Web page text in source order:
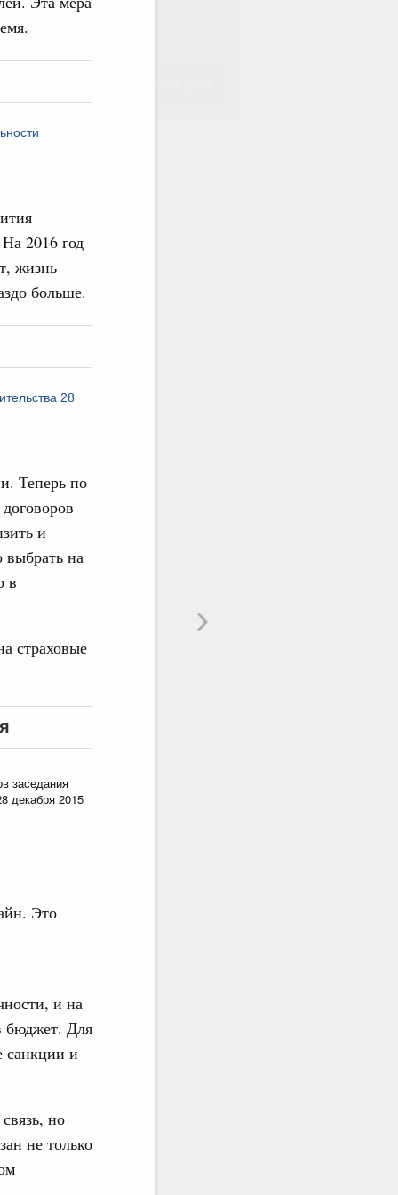
2016 год
жизнь
больше.
28
Теперь по
и
выбрать на
в
страховые
заседания
декабря 2015
Это
и на
бюджет. Для
санкции и
но
не только